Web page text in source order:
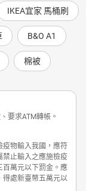
IKEA宜家 馬桶刷
B&O A1
棉被
要求ATM轉帳。
疫物輸入我國，應符
禁止輸入之應施檢疫
百萬元以下罰金。應
處新臺幣五萬元以